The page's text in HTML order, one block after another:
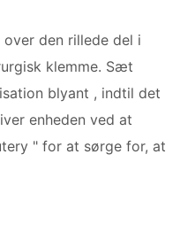
den rillede del i
klemme. Sæt
blyant , indtil det
enheden ved at
" for at sørge for, at